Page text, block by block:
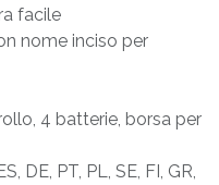
facile
nome inciso per
4 batterie, borsa per
DE, PT, PL, SE, FI, GR,